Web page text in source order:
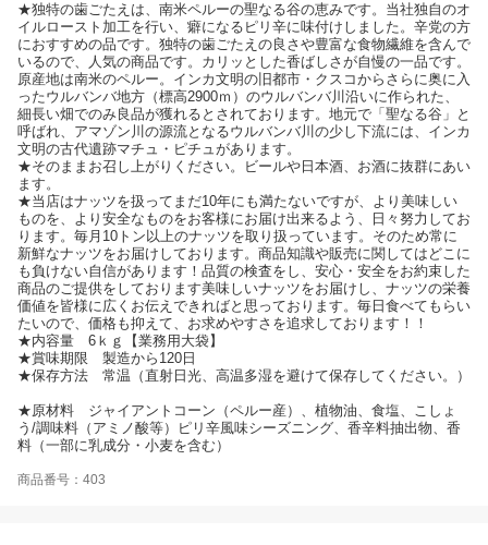
★独特の歯ごたえは、南米ペルーの聖なる谷の恵みです。当社独自のオ
イルロースト加工を行い、癖になるピリ辛に味付けしました。辛党の方
におすすめの品です。独特の歯ごたえの良さや豊富な食物繊維を含んで
いるので、人気の商品です。カリッとした香ばしさが自慢の一品です。
原産地は南米のペルー。インカ文明の旧都市・クスコからさらに奥に入
ったウルバンバ地方（標高2900ｍ）のウルバンバ川沿いに作られた、
細長い畑でのみ良品が獲れるとされております。地元で「聖なる谷」と
呼ばれ、アマゾン川の源流となるウルバンバ川の少し下流には、インカ
文明の古代遺跡マチュ・ピチュがあります。
★そのままお召し上がりください。ビールや日本酒、お酒に抜群にあい
ます。
★当店はナッツを扱ってまだ10年にも満たないですが、より美味しい
ものを、より安全なものをお客様にお届け出来るよう、日々努力してお
ります。毎月10トン以上のナッツを取り扱っています。そのため常に
新鮮なナッツをお届けしております。商品知識や販売に関してはどこに
も負けない自信があります！品質の検査をし、安心・安全をお約束した
商品のご提供をしております美味しいナッツをお届けし、ナッツの栄養
価値を皆様に広くお伝えできればと思っております。毎日食べてもらい
たいので、価格も抑えて、お求めやすさを追求しております！！
★内容量 6ｋｇ【業務用大袋】
★賞味期限 製造から120日
★保存方法 常温（直射日光、高温多湿を避けて保存してください。）
★原材料 ジャイアントコーン（ペルー産）、植物油、食塩、こしょ
う/調味料（アミノ酸等）ピリ辛風味シーズニング、香辛料抽出物、香
料（一部に乳成分・小麦を含む）
商品番号：403